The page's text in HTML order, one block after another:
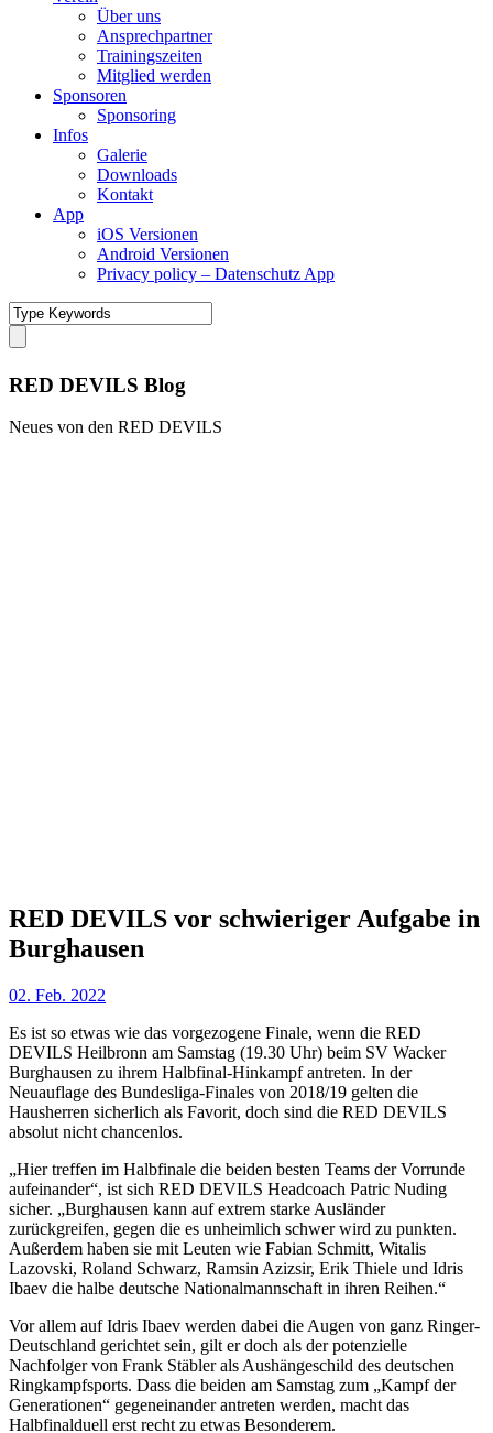
Über uns
Ansprechpartner
Trainingszeiten
Mitglied werden
Sponsoren
Sponsoring
Infos
Galerie
Downloads
Kontakt
App
iOS Versionen
Android Versionen
Privacy policy – Datenschutz App
RED DEVILS Blog
Neues von den RED DEVILS
RED DEVILS vor schwieriger Aufgabe in
Burghausen
02. Feb. 2022
Es ist so etwas wie das vorgezogene Finale, wenn die RED
DEVILS Heilbronn am Samstag (19.30 Uhr) beim SV Wacker
Burghausen zu ihrem Halbfinal-Hinkampf antreten. In der
Neuauflage des Bundesliga-Finales von 2018/19 gelten die
Hausherren sicherlich als Favorit, doch sind die RED DEVILS
absolut nicht chancenlos.
„Hier treffen im Halbfinale die beiden besten Teams der Vorrunde
aufeinander“, ist sich RED DEVILS Headcoach Patric Nuding
sicher. „Burghausen kann auf extrem starke Ausländer
zurückgreifen, gegen die es unheimlich schwer wird zu punkten.
Außerdem haben sie mit Leuten wie Fabian Schmitt, Witalis
Lazovski, Roland Schwarz, Ramsin Azizsir, Erik Thiele und Idris
Ibaev die halbe deutsche Nationalmannschaft in ihren Reihen.“
Vor allem auf Idris Ibaev werden dabei die Augen von ganz Ringer-
Deutschland gerichtet sein, gilt er doch als der potenzielle
Nachfolger von Frank Stäbler als Aushängeschild des deutschen
Ringkampfsports. Dass die beiden am Samstag zum „Kampf der
Generationen“ gegeneinander antreten werden, macht das
Halbfinalduell erst recht zu etwas Besonderem.